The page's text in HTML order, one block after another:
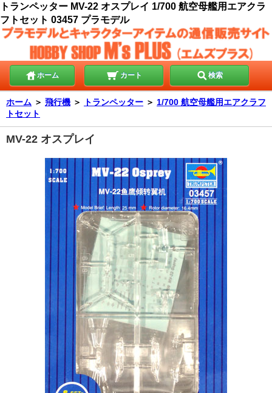
トランペッター MV-22 オスプレイ 1/700 航空母艦用エアクラ
フトセット 03457 プラモデル
ホーム カート 検索
ホーム ＞ 飛行機 ＞ トランペッター ＞ 1/700 航空母艦用エアクラフ
トセット
MV-22 オスプレイ